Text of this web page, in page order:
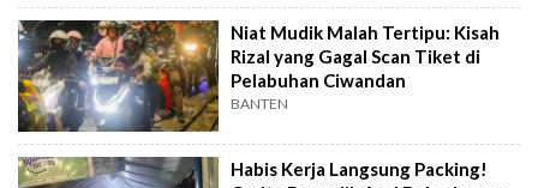
Niat Mudik Malah Tertipu: Kisah
Rizal yang Gagal Scan Tiket di
Pelabuhan Ciwandan
BANTEN
Habis Kerja Langsung Packing!